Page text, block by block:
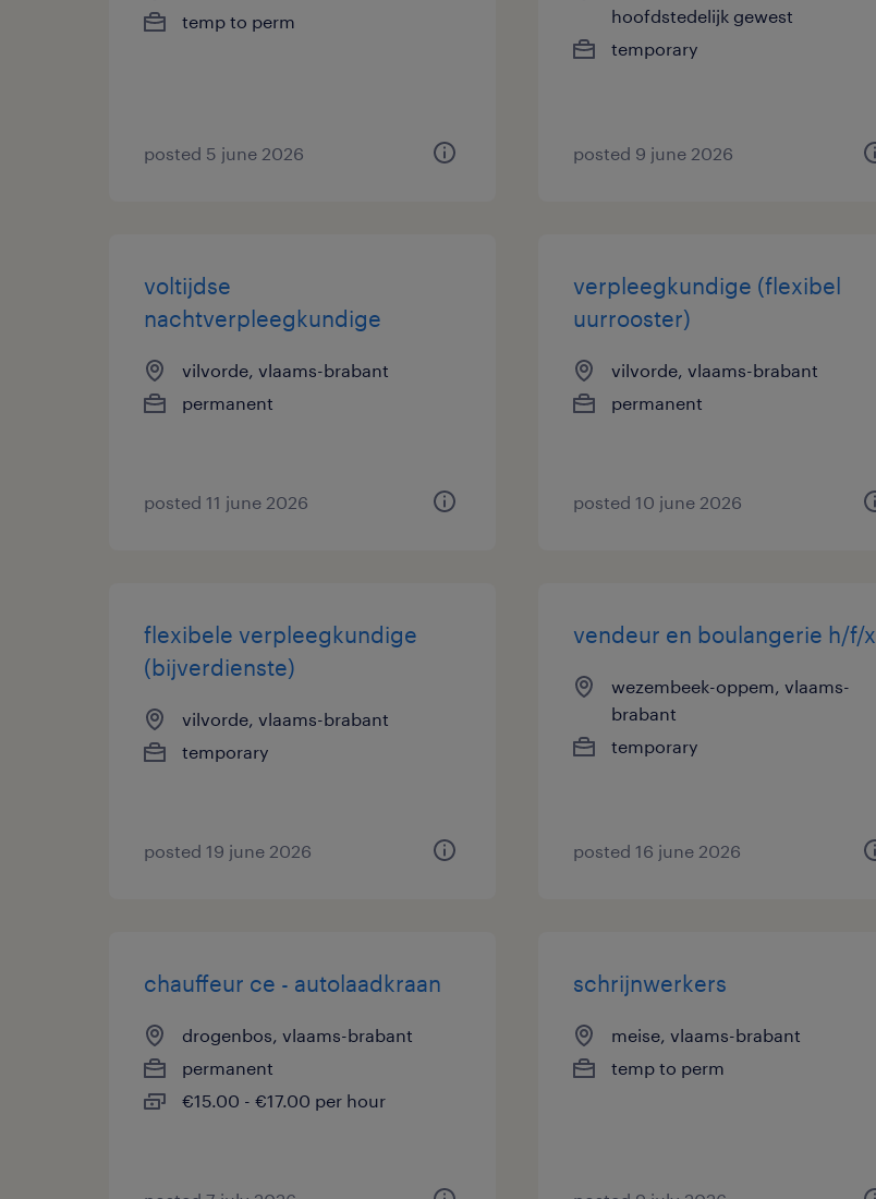
temp to perm
posted 5 june 2026
hoofdstedelijk gewest
temporary
posted 9 june 2026
voltijdse
nachtverpleegkundige
vilvorde, vlaams-brabant
permanent
posted 11 june 2026
verpleegkundige (flexibel
uurrooster)
vilvorde, vlaams-brabant
permanent
posted 10 june 2026
flexibele verpleegkundige
(bijverdienste)
vilvorde, vlaams-brabant
temporary
posted 19 june 2026
vendeur en boulangerie h/f/x
wezembeek-oppem, vlaams-
brabant
temporary
posted 16 june 2026
chauffeur ce - autolaadkraan
drogenbos, vlaams-brabant
permanent
€15.00 - €17.00 per hour
schrijnwerkers
meise, vlaams-brabant
temp to perm